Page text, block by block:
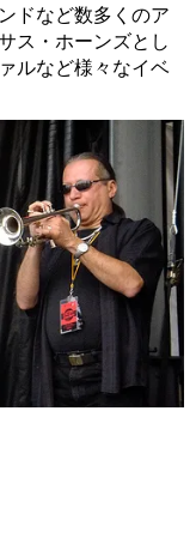
ドなど数多くのア
ス・ホーンズとし
ルなど様々なイベ